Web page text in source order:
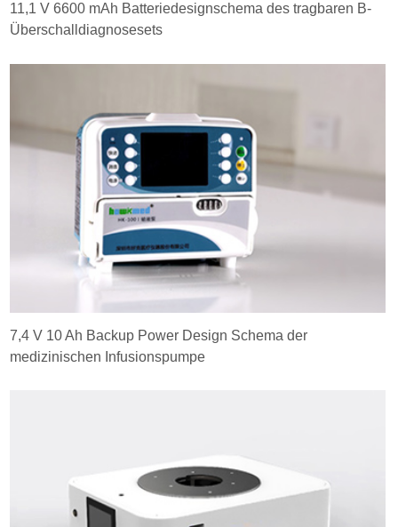
11,1 V 6600 mAh Batteriedesignschema des tragbaren B-
Überschalldiagnosesets
7,4 V 10 Ah Backup Power Design Schema der
medizinischen Infusionspumpe